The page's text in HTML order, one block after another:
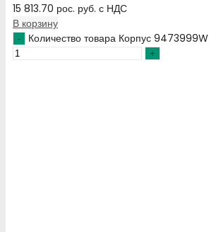
15 813.70 рос. руб. с НДС
В корзину
Количество товара Корпус 9473999W